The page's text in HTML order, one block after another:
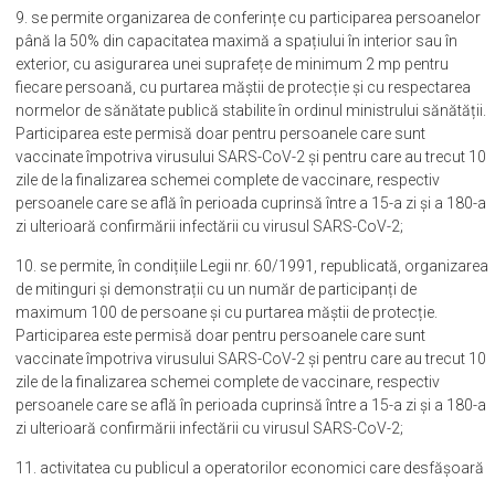
9. se permite organizarea de conferințe cu participarea persoanelor
până la 50% din capacitatea maximă a spațiului în interior sau în
exterior, cu asigurarea unei suprafețe de minimum 2 mp pentru
fiecare persoană, cu purtarea măștii de protecție și cu respectarea
normelor de sănătate publică stabilite în ordinul ministrului sănătății.
Participarea este permisă doar pentru persoanele care sunt
vaccinate împotriva virusului SARS-CoV-2 și pentru care au trecut 10
zile de la finalizarea schemei complete de vaccinare, respectiv
persoanele care se află în perioada cuprinsă între a 15-a zi și a 180-a
zi ulterioară confirmării infectării cu virusul SARS-CoV-2;
10. se permite, în condițiile Legii nr. 60/1991, republicată, organizarea
de mitinguri și demonstrații cu un număr de participanți de
maximum 100 de persoane și cu purtarea măștii de protecție.
Participarea este permisă doar pentru persoanele care sunt
vaccinate împotriva virusului SARS-CoV-2 și pentru care au trecut 10
zile de la finalizarea schemei complete de vaccinare, respectiv
persoanele care se află în perioada cuprinsă între a 15-a zi și a 180-a
zi ulterioară confirmării infectării cu virusul SARS-CoV-2;
11. activitatea cu publicul a operatorilor economici care desfășoară